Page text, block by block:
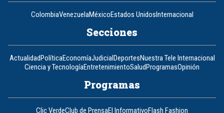
ColombiaVenezuelaMéxicoEstados UnidosInternacional
Secciones
ActualidadPolíticaEconomíaJudicialDeportesNuestra Tele Internacional
Ciencia y TecnologíaEntretenimientoSaludProgramasOpinión
Programas
Clic VerdeClub de PrensaEl InformativoFlash Fashion